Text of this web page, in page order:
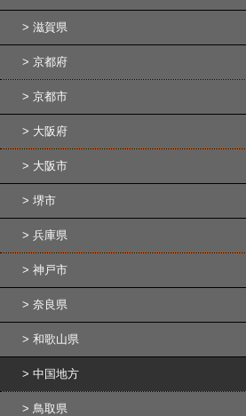
滋賀県
京都府
京都市
大阪府
大阪市
堺市
兵庫県
神戸市
奈良県
和歌山県
中国地方
鳥取県